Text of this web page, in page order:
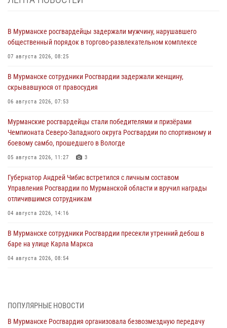
В Мурманске росгвардейцы задержали мужчину, нарушавшего
общественный порядок в торгово-развлекательном комплексе
07 августа 2026, 08:25
В Мурманске сотрудники Росгвардии задержали женщину,
скрывавшуюся от правосудия
06 августа 2026, 07:53
Мурманские росгвардейцы стали победителями и призёрами
Чемпионата Северо-Западного округа Росгвардии по спортивному и
боевому самбо, прошедшего в Вологде
05 августа 2026, 11:27 3
Губернатор Андрей Чибис встретился с личным составом
Управления Росгвардии по Мурманской области и вручил награды
отличившимся сотрудникам
04 августа 2026, 14:16
В Мурманске сотрудники Росгвардии пресекли утренний дебош в
баре на улице Карла Маркса
04 августа 2026, 08:54
03 августа 2026, 12:23 4
Сотрудники вневедомственной охраны Росгвардии пресекли
ПОПУЛЯРНЫЕ НОВОСТИ
В Мурманске Росгвардия организовала безвозмездную передачу